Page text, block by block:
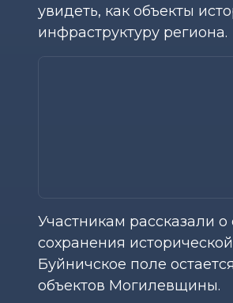
увидеть, как объекты
инфраструктуру региона.
Участникам рассказали
сохранения
Буйничское поле
объектов Могилевщины.